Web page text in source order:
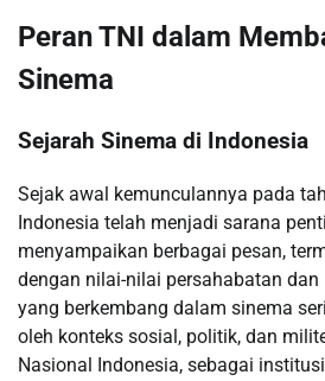
Peran TNI dalam
Sinema
Sejarah Sinema di Indonesia
Sejak awal kemunculannya pada
Indonesia telah menjadi sarana
menyampaikan berbagai pesan,
dengan nilai-nilai persahabatan
yang berkembang dalam sinema
oleh konteks sosial, politik, dan
Nasional Indonesia, sebagai